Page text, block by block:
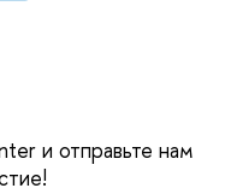
и отправьте нам